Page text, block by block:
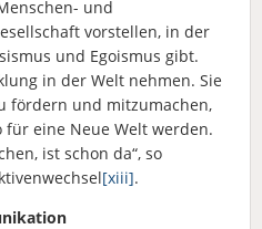
und
vorstellen, in der
und Egoismus gibt.
in der Welt nehmen. Sie
fördern und mitzumachen,
eine Neue Welt werden.
ist schon da“, so
[xiii].